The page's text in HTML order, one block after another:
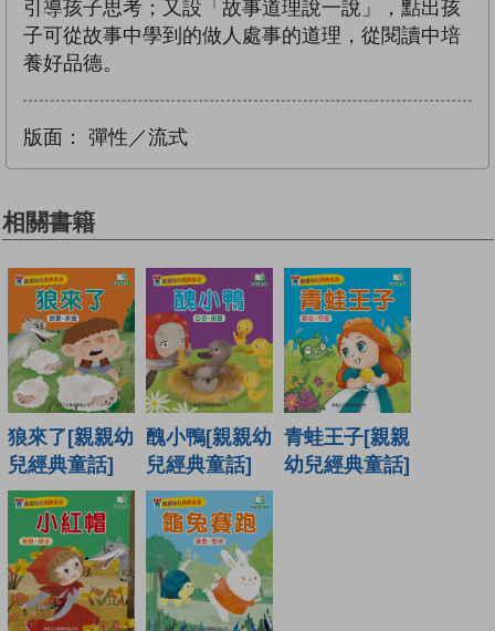
引導孩子思考；又設「故事道理說一說」，點出孩
子可從故事中學到的做人處事的道理，從閱讀中培
養好品德。
版面： 彈性／流式
相關書籍
狼來了[親親幼
兒經典童話]
醜小鴨[親親幼
兒經典童話]
青蛙王子[親親
幼兒經典童話]